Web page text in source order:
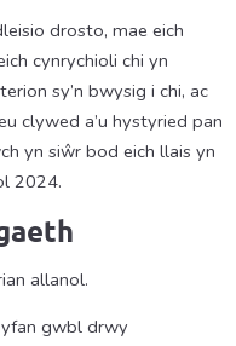
drosto, mae eich
cynrychioli chi yn
sy’n bwysig i chi, ac
clywed a’u hystyried pan
yn siŵr bod eich llais yn
2024.
allanol.
gwbl drwy